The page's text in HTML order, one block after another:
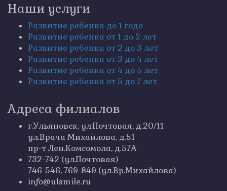
Наши услуги
Развитие ребенка до 1 года
Развитие ребенка от 1 до 2 лет
Развитие ребенка от 2 до 3 лет
Развитие ребенка от 3 до 4 лет
Развитие ребенка от 4 до 5 лет
Развитие ребенка от 5 до 7 лет
Адреса филиалов
г.Ульяновск, ул.Почтовая, д.20/11
ул.Врача Михайлова, д.51
пр-т Лен.Комсомола, д.57А
732-742 (ул.Почтовая)
746-546, 769-849 (ул.Вр.Михайлова)
info@ulsmile.ru